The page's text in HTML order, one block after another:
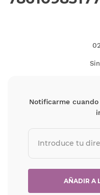
Notificarme